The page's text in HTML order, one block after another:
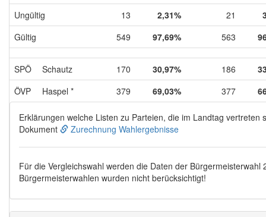
Ungültig
13 2,31% 21
Gültig
549 97,69% 563
SPÖ Schautz 170 30,97% 186
ÖVP
Haspel * 379 69,03% 377
Erklärungen welche Listen zu Parteien, die im Landtag vertreten
Dokument
Zurechnung Wahlergebnisse
Für die Vergleichswahl werden die Daten der Bürgermeisterwahl
Bürgermeisterwahlen wurden nicht berücksichtigt!